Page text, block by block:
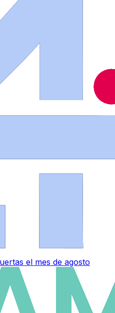
en Zamora
para captar "turismo
el mes de agosto